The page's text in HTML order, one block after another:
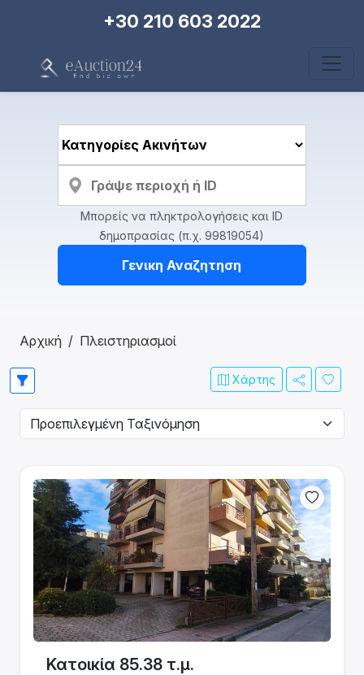
+30 210 603 2022
Μπορείς να πληκτρολογήσεις και ID
δημοπρασίας (π.χ. 99819054)
Γενικη Αναζητηση
Αρχική Πλειστηριασμοί
Χάρτης
Κατοικία 85.38 τ.μ.